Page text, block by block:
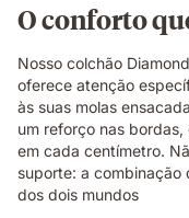
O conforto
Nosso colchão
oferece atenção
às suas molas
um reforço nas
em cada centímetro.
suporte: a combinação
dos dois mundos